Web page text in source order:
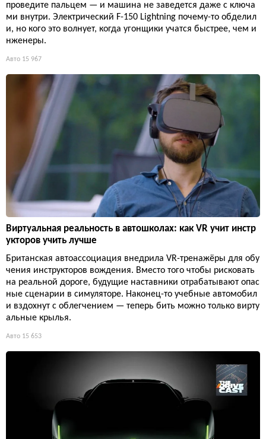
проведите пальцем — и машина не заведется даже с ключа
ми внутри. Электрический F-150 Lightning почему-то обделил
и, но кого это волнует, когда угонщики учатся быстрее, чем и
нженеры.
Авто 15 967
Виртуальная реальность в автошколах: как VR учит инстр
укторов учить лучше
Британская автоассоциация внедрила VR-тренажёры для обу
чения инструкторов вождения. Вместо того чтобы рисковать
на реальной дороге, будущие наставники отрабатывают опас
ные сценарии в симуляторе. Наконец-то учебные автомобил
и вздохнут с облегчением — теперь бить можно только вирту
альные крылья.
Авто 15 653